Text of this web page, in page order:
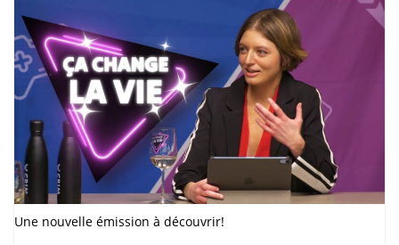
Une nouvelle émission à découvrir!